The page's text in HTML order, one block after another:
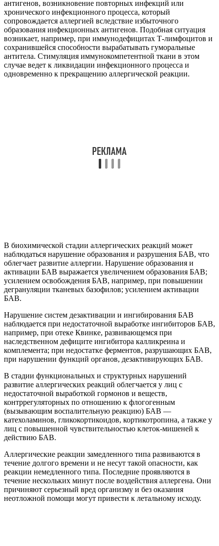
Нарушение систем дезактивации и ингибирования БАВ
наблюдается при недостаточной выработке ингибиторов БАВ,
например, при отеке Квинке, развивающемся при
наследственном дефиците ингибитора калликреина и
комплемента; при недостатке ферментов, разрушающих БАВ,
при нарушении функций органов, дезактивирующих БАВ.
В стадии функциональных и структурных нарушений
развитие аллергических реакций облегчается у лиц с
течение долгого времени и не несут такой опасности, как
реакции немедленного типа. Последние проявляются в
течение нескольких минут после воздействия аллергена. Они
Причины развития аллергических
реакций немедленного типа
Аллергия развивается при контакте организма с любым
веществом, к которому имеется гиперчувствительность. Для
человека это вещество не является опасным, но иммунная
система по необъяснимым причинам считает иначе. Чаще
всего аллергенами становятся такие вещества:
некоторые лекарственные средства;
пыльца растений и плесень грибов;
высокоаллергенная пища (кунжут, орехи,
морепродукты, мед, цитрусовые, злаки, молоко, бобы,
яйца);
яд пчел и ос (при укусе);